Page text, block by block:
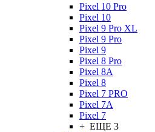
Pixel 10 Pro
Pixel 10
Pixel 9 Pro XL
Pixel 9 Pro
Pixel 9
Pixel 8 Pro
Pixel 8A
Pixel 8
Pixel 7 PRO
Pixel 7A
Pixel 7
+ ЕЩЕ 3